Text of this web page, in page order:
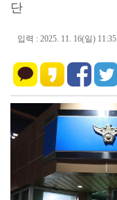
단
입력 : 2025. 11. 16(일) 11:35